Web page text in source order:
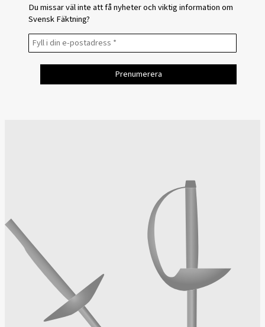
Du missar väl inte att få nyheter och viktig information om
Svensk Fäktning?